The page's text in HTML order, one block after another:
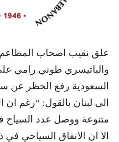
علق نقيب اصحاب المطاعم
والباتيسري طوني رامي
السعودية رفع الحظر عن
الى لبنان بالقول: “رغم
متنوعة ووصل عدد السياح
الا ان الانفاق السياحي في